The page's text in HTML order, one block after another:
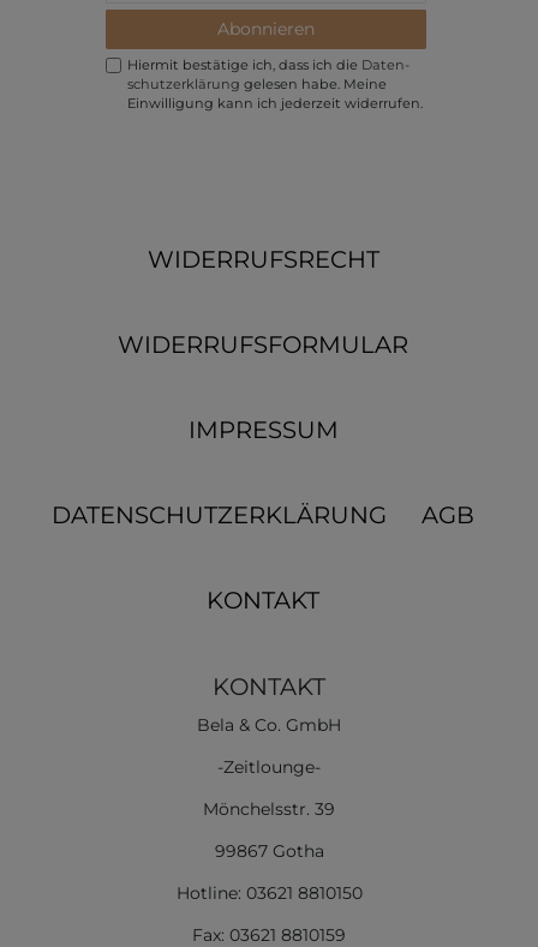
Abonnieren
Hiermit bestätige ich, dass ich die Daten­
schutz­erklärung gelesen habe. Meine
Einwilligung kann ich jederzeit widerrufen.
WIDERRUFSRECHT
WIDERRUFSFORMULAR
IMPRESSUM
DATENSCHUTZERKLÄRUNG AGB
KONTAKT
KONTAKT
Bela & Co. GmbH
-Zeitlounge-
Mönchelsstr. 39
99867 Gotha
Hotline: 03621 8810150
Fax: 03621 8810159